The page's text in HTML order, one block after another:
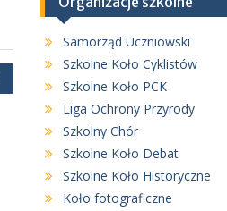
Samorząd Uczniowski
Szkolne Koło Cyklistów
Szkolne Koło PCK
Liga Ochrony Przyrody
Szkolny Chór
Szkolne Koło Debat
Szkolne Koło Historyczne
Koło fotograficzne